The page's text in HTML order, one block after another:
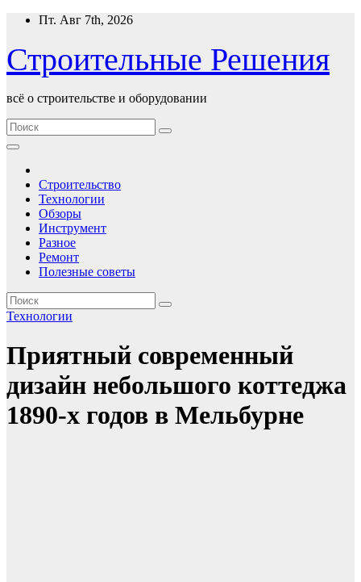
Перейти
содержимому
Пт. Авг 7th, 2026
Строительные Решения
всё о строительстве и оборудовании
Строительство
Технологии
Обзоры
Инструмент
Разное
Ремонт
Полезные советы
Технологии
Приятный современный
дизайн небольшого коттеджа
1890-х годов в Мельбурне